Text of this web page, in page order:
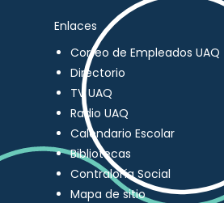
Enlaces
Correo de Empleados UAQ
Directorio
TV UAQ
Radio UAQ
Calendario Escolar
Bibliotecas
Contraloría Social
Mapa de sitio